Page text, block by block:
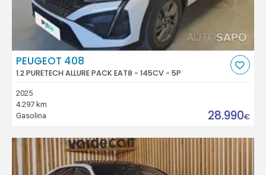
PEUGEOT 408
1.2 PURETECH ALLURE PACK EAT8 - 145CV - 5P
2025
4.297 km
Gasolina
28.990€